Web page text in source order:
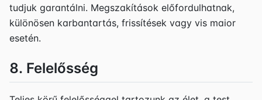
tudjuk garantálni. Megszakítások előfordulhatnak,
különösen karbantartás, frissítések vagy vis maior
esetén.
8. Felelősség